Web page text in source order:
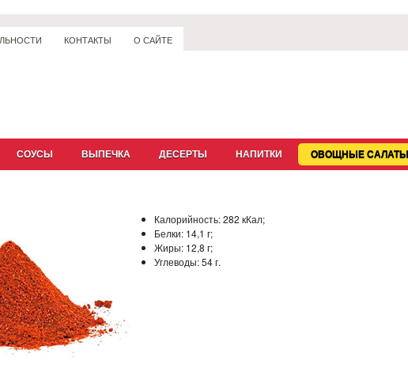
КОНТАКТЫ О САЙТЕ
СОУСЫ ВЫПЕЧКА ДЕСЕРТЫ НАПИТКИ ОВОЩНЫЕ САЛАТЫ
Калорийность:282 кКал;
Белки: 14,1 г;
Жиры: 12,8 г;
Углеводы:54 г.